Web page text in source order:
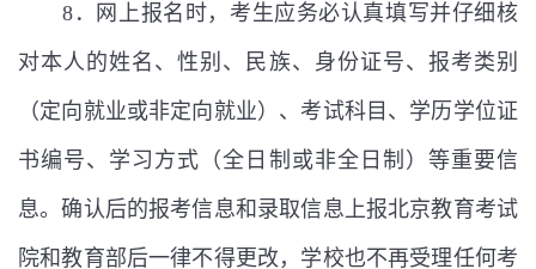
8 ．网上报名时，考生应务必认真填写并仔细核
对本人的姓名、性别、民族、身份证号、报考类别
（定向就业或非定向就业）、考试科目、学历学位证
书编号、学习方式（全日制或非全日制）等重要信
息。确认后的报考信息和录取信息上报北京教育考试
院和教育部后一律不得更改，学校也不再受理任何考